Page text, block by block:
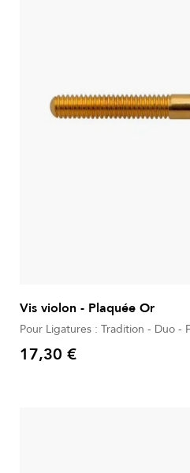
Vis violon - Plaquée Or
Pour Ligatures : Tradition - Duo -
Prix
17,30 €